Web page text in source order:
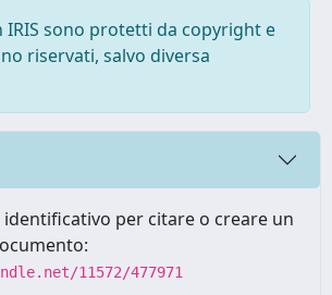
IRIS sono protetti da copyright e
riservati, salvo diversa
per citare o creare un
11572/477971